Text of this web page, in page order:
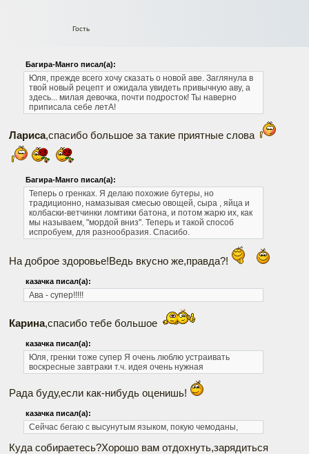
Гость
Багира-Манго писал(а):
Юля, прежде всего хочу сказать о новой аве. Заглянула в
твой новый рецепт и ожидала увидеть привычную аву, а
здесь... милая девочка, почти подросток! Ты наверно
приписала себе летА!
Лариса,спасибо большое за такие приятные слова
Багира-Манго писал(а):
Теперь о гренках. Я делаю похожие бутеры, но
традиционно, намазывая смесью овощей, сыра , яйца и
колбаски-ветчинки ломтики батона, и потом жарю их, как
мы называем, "мордой вниз". Теперь и такой способ
испробуем, для разнообразия. Спасибо.
На доброе здоровье!Ведь вкусно же,правда?!
казачка писал(а):
Ава - супер!!!!!
Карина,спасибо тебе большое
казачка писал(а):
Юля, гренки тоже супер Я очень люблю устраивать
воскресные завтраки т.ч. идея очень нужная
Рада буду,если как-нибудь оценишь!
казачка писал(а):
Сейчас бегаю с высунутым языком, покую чемоданы,
Куда собираетесь?Хорошо вам отдохнуть,зарядиться